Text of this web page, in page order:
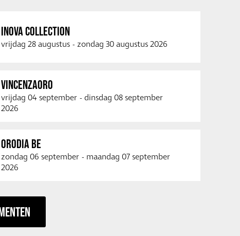
INOVA COLLECTION
vrijdag 28 augustus - zondag 30 augustus 2026
VINCENZAORO
vrijdag 04 september - dinsdag 08 september
2026
ORODIA BE
zondag 06 september - maandag 07 september
2026